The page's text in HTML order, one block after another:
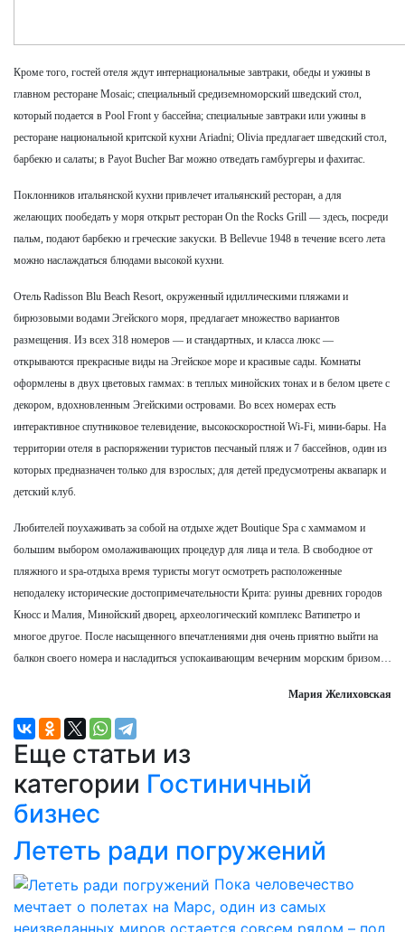
Кроме того, гостей отеля ждут интернациональные завтраки, обеды и ужины в
главном ресторане Mosaic; специальный средиземноморский шведский стол,
который подается в Pool Front у бассейна; специальные завтраки или ужины в
ресторане национальной критской кухни Ariadni; Olivia предлагает шведский стол,
барбекю и салаты; в Payot Bucher Bar можно отведать гамбургеры и фахитас.
Поклонников итальянской кухни привлечет итальянский ресторан, а для
желающих пообедать у моря открыт ресторан On the Rocks Grill — здесь, посреди
пальм, подают барбекю и греческие закуски. В Bellevue 1948 в течение всего лета
можно наслаждаться блюдами высокой кухни.
Отель Radisson Blu Beach Resort, окруженный идиллическими пляжами и
бирюзовыми водами Эгейского моря, предлагает множество вариантов
размещения. Из всех 318 номеров — и стандартных, и класса люкс —
открываются прекрасные виды на Эгейское море и красивые сады. Комнаты
оформлены в двух цветовых гаммах: в теплых минойских тонах и в белом цвете с
декором, вдохновленным Эгейскими островами. Во всех номерах есть
интерактивное спутниковое телевидение, высокоскоростной Wi-Fi, мини-бары. На
территории отеля в распоряжении туристов песчаный пляж и 7 бассейнов, один из
которых предназначен только для взрослых; для детей предусмотрены аквапарк и
детский клуб.
Любителей поухаживать за собой на отдыхе ждет Boutique Spa с хаммамом и
большим выбором омолаживающих процедур для лица и тела. В свободное от
пляжного и spa-отдыха время туристы могут осмотреть расположенные
неподалеку исторические достопримечательности Крита: руины древних городов
Кносс и Малия, Минойский дворец, археологический комплекс Ватипетро и
многое другое. После насыщенного впечатлениями дня очень приятно выйти на
балкон своего номера и насладиться успокаивающим вечерним морским бризом…
Мария Желиховская
Еще статьи из
категории Гостиничный
бизнес
Лететь ради погружений
Пока человечество
мечтает о полетах на Марс, один из самых